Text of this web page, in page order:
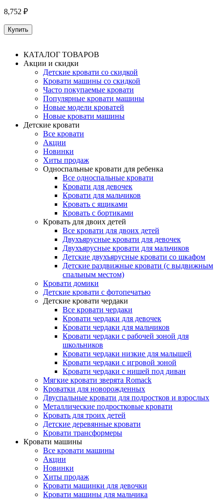
8,752 ₽
КАТАЛОГ ТОВАРОВ
Акции и скидки
Детские кровати со скидкой
Кровати машины со скидкой
Часто покупаемые кровати
Популярные кровати машины
Новые модели кроватей
Новые кровати машины
Детские кровати
Все кровати
Акции
Новинки
Хиты продаж
Односпальные кровати для ребенка
Все односпальные кровати
Кровати для девочек
Кровати для мальчиков
Кровать с ящиками
Кровать с бортиками
Кровать для двоих детей
Все кровати для двоих детей
Двухъярусные кровати для девочек
Двухъярусные кровати для мальчиков
Детские двухъярусные кровати со шкафом
Детские раздвижные кровати (с выдвижным
спальным местом)
Кровати домики
Детские кровати с фотопечатью
Детские кровати чердаки
Все кровати чердаки
Кровати чердаки для девочек
Кровати чердаки для мальчиков
Кровати чердаки с рабочей зоной для
школьников
Кровати чердаки низкие для малышей
Кровати чердаки с игровой зоной
Кровати чердаки с нишей под диван
Мягкие кровати зверята Romack
Кроватки для новорожденных
Двуспальные кровати для подростков и взрослых
Металлические подростковые кровати
Кровать для троих детей
Детские деревянные кровати
Кровати трансформеры
Кровати машины
Все кровати машины
Акции
Новинки
Хиты продаж
Кровати машинки для девочки
Кровати машины для мальчика